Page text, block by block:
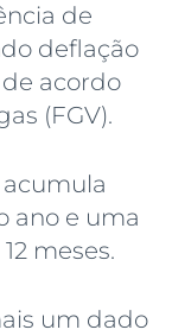
de
deflação
de acordo
(FGV).
ano e uma
meses.
um dado